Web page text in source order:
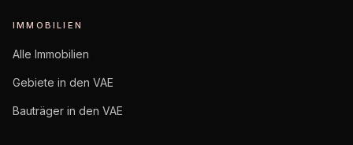
IMMOBILIEN
Alle Immobilien
Gebiete in den VAE
Bauträger in den VAE